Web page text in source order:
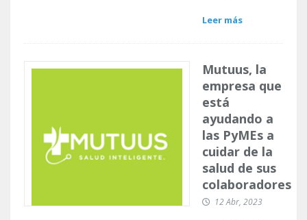
Leer más
Mutuus, la
empresa que
está
ayudando a
las PyMEs a
cuidar de la
salud de sus
colaboradores
12 Abr, 2023